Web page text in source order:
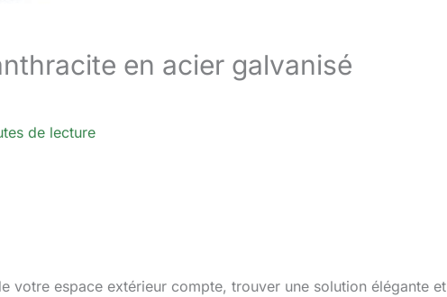
en acier galvanisé
de lecture
votre espace extérieur compte, trouver une solution élégante et